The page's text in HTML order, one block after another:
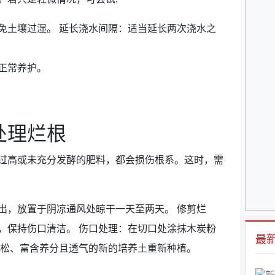
土壤过湿。 延长浇水间隔：适当延长两次浇水之
常养护。
理烂根
高或未充分发酵的肥料，都会损伤根系。这时，需
，放置于阴凉通风处晾干一天至两天。 修剪烂
保持伤口清洁。 伤口处理：在切口处涂抹木炭粉
、富含养分且透气的新的培养土重新种植。
最